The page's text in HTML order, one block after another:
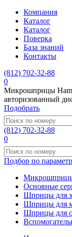
Компания
Каталог
Каталог
Поверка
База знаний
Контакты
(812) 702-32-88
0
Микрошприцы
авторизованный
Подобрать
(812) 702-32-88
0
Подбор по
Основные
Шприцы для
Шприцы для
Шприцы для